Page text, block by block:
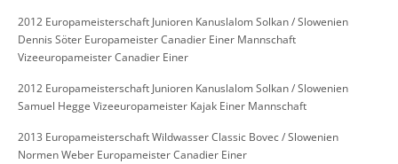
2012 Europameisterschaft Junioren Kanuslalom Solkan / Slowenien
Dennis Söter Europameister Canadier Einer Mannschaft
Vizeeuropameister Canadier Einer
2012 Europameisterschaft Junioren Kanuslalom Solkan / Slowenien
Samuel Hegge Vizeeuropameister Kajak Einer Mannschaft
2013 Europameisterschaft Wildwasser Classic Bovec / Slowenien
Normen Weber Europameister Canadier Einer